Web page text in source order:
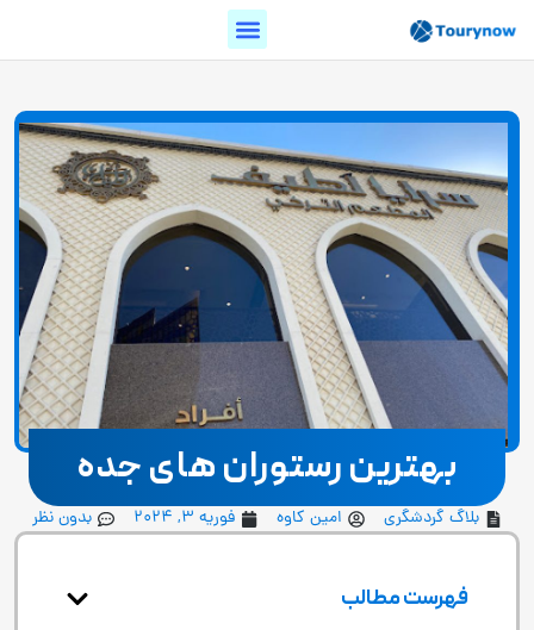
بهترین رستوران های جده
بلاگ گردشگری امین کاوه فوریه 3, 2024 بدون نظر
فهرست مطالب